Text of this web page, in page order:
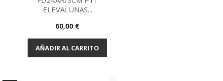
Vista rápida
ELEVALUNAS...
Precio
60,00 €
AÑADIR AL CARRITO